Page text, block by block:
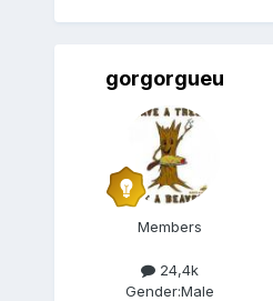
gorgorgueu
Members
24,4k
Gender:Male